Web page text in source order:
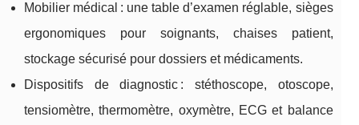
Mobilier médical : une table d’examen réglable, sièges
ergonomiques pour soignants, chaises patient,
stockage sécurisé pour dossiers et médicaments.
Dispositifs de diagnostic : stéthoscope, otoscope,
tensiomètre, thermomètre, oxymètre, ECG et balance